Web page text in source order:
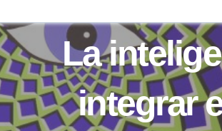
La
integrar